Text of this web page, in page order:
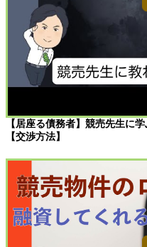
【居座る債務者】競売先生に
【交渉方法】